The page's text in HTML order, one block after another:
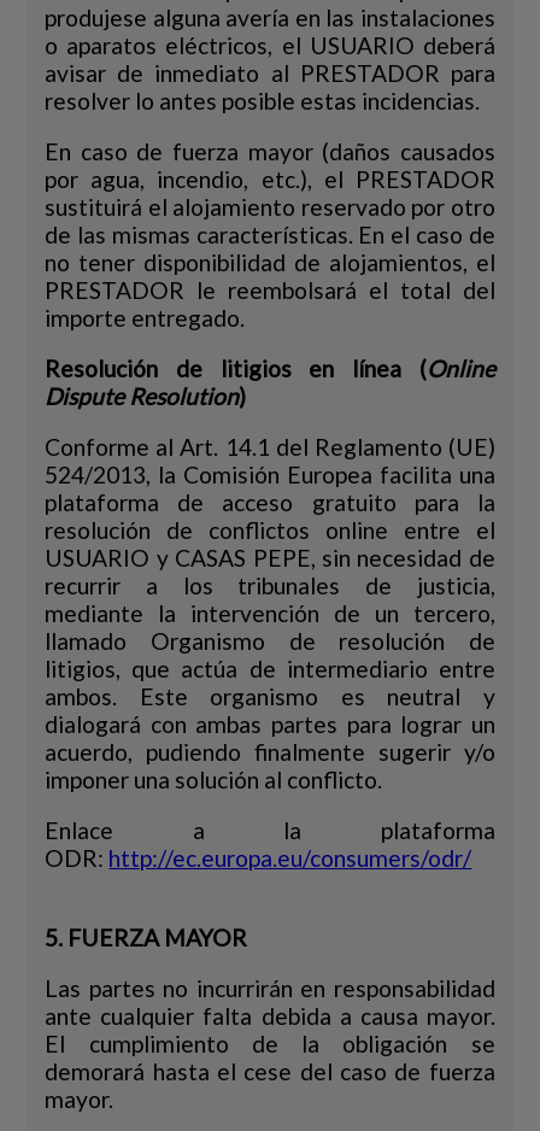
produjese alguna avería en las instalaciones
o aparatos eléctricos, el USUARIO deberá
avisar de inmediato al PRESTADOR para
resolver lo antes posible estas incidencias.
En caso de fuerza mayor (daños causados
por agua, incendio, etc.), el PRESTADOR
sustituirá el alojamiento reservado por otro
de las mismas características. En el caso de
no tener disponibilidad de alojamientos, el
PRESTADOR le reembolsará el total del
importe entregado.
Resolución de litigios en línea (Online
Dispute Resolution)
Conforme al Art. 14.1 del Reglamento (UE)
524/2013, la Comisión Europea facilita una
plataforma de acceso gratuito para la
resolución de conflictos online entre el
USUARIO y CASAS PEPE, sin necesidad de
recurrir a los tribunales de justicia,
mediante la intervención de un tercero,
llamado Organismo de resolución de
litigios, que actúa de intermediario entre
ambos. Este organismo es neutral y
dialogará con ambas partes para lograr un
acuerdo, pudiendo finalmente sugerir y/o
imponer una solución al conflicto.
Enlace a la plataforma
ODR: http://ec.europa.eu/consumers/odr/
5. FUERZA MAYOR
Las partes no incurrirán en responsabilidad
ante cualquier falta debida a causa mayor.
El cumplimiento de la obligación se
demorará hasta el cese del caso de fuerza
mayor.